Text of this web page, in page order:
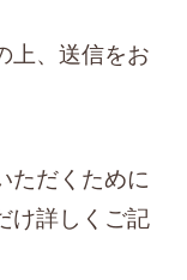
上、送信をお
ただくために
け詳しくご記